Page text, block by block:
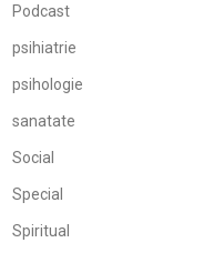
Podcast
psihiatrie
psihologie
sanatate
Social
Special
Spiritual